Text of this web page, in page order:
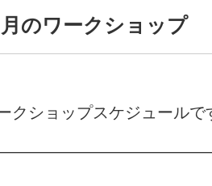
月のワークショップ
クショップスケジュールで